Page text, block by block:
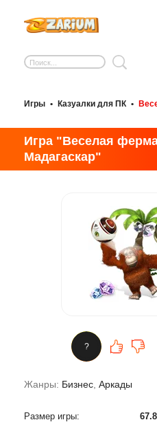
Игры • Казуалки для ПК •
Игра "Веселая
Мадагаскар"
Жанры: Бизнес Аркады
Размер игры:
?